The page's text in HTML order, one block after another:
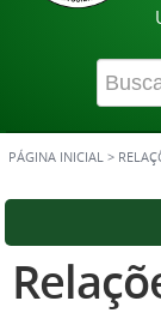
PÁGINA INICIAL >